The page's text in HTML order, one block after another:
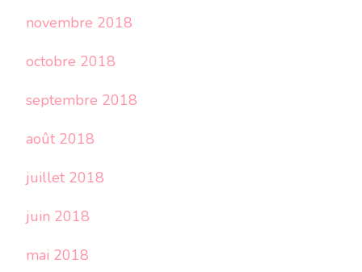
novembre 2018
octobre 2018
septembre 2018
août 2018
juillet 2018
juin 2018
mai 2018